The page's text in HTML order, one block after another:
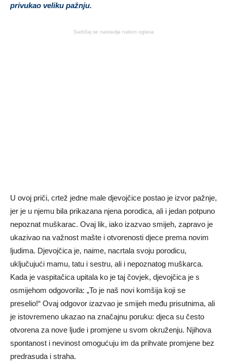
privukao veliku pažnju.
Sadržaj se nastavlja nakon oglasa
U ovoj priči, crtež jedne male djevojčice postao je izvor pažnje,
jer je u njemu bila prikazana njena porodica, ali i jedan potpuno
nepoznat muškarac. Ovaj lik, iako izazvao smijeh, zapravo je
ukazivao na važnost mašte i otvorenosti djece prema novim
ljudima. Djevojčica je, naime, nacrtala svoju porodicu,
uključujući mamu, tatu i sestru, ali i nepoznatog muškarca.
Kada je vaspitačica upitala ko je taj čovjek, djevojčica je s
osmijehom odgovorila: „To je naš novi komšija koji se
preselio!“ Ovaj odgovor izazvao je smijeh među prisutnima, ali
je istovremeno ukazao na značajnu poruku: djeca su često
otvorena za nove ljude i promjene u svom okruženju. Njihova
spontanost i nevinost omogućuju im da prihvate promjene bez
predrasuda i straha.